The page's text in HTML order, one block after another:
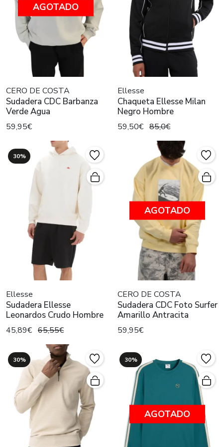
AGOTADO
CERO DE COSTA
Sudadera CDC Barbanza
Verde Agua
59,95€
Ellesse
Chaqueta Ellesse Milan
Negro Hombre
59,50€ 85,0€
30%
Ellesse
Sudadera Ellesse
Leonardos Crudo Hombre
45,89€ 65,55€
AGOTADO
CERO DE COSTA
Sudadera CDC Foto Surfer
Amarillo Antracita
59,95€
30% 30%
AGOTADO